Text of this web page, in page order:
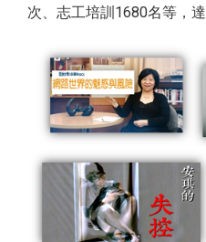
次、志工培訓1680名等，